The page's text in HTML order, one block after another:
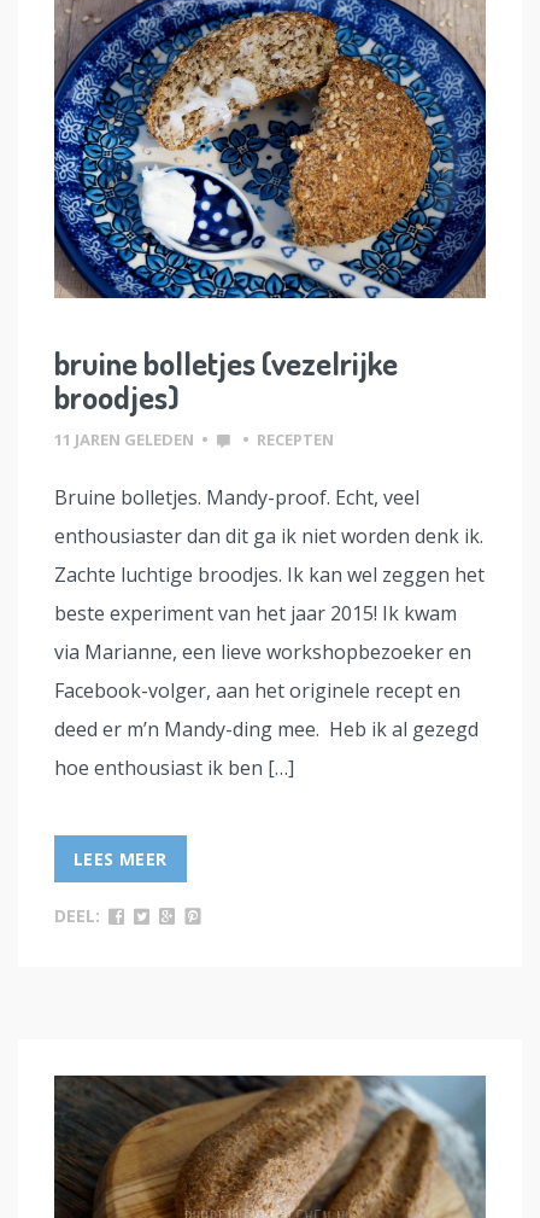
bruine bolletjes (vezelrijke
broodjes)
11 JAREN GELEDEN • • RECEPTEN
Bruine bolletjes. Mandy-proof. Echt, veel
enthousiaster dan dit ga ik niet worden denk ik.
Zachte luchtige broodjes. Ik kan wel zeggen het
beste experiment van het jaar 2015! Ik kwam
via Marianne, een lieve workshopbezoeker en
Facebook-volger, aan het originele recept en
deed er m’n Mandy-ding mee. Heb ik al gezegd
hoe enthousiast ik ben […]
LEES MEER
DEEL: